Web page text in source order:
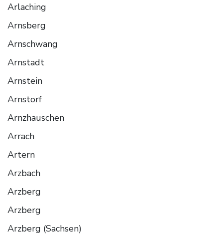
Arlaching
Arnsberg
Arnschwang
Arnstadt
Arnstein
Arnstorf
Arnzhauschen
Arrach
Artern
Arzbach
Arzberg
Arzberg
Arzberg (Sachsen)